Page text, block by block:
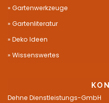
Gartenwerkzeuge
Gartenliteratur
Deko Ideen
Wissenswertes
Dehne Dienstleistungs-GmbH